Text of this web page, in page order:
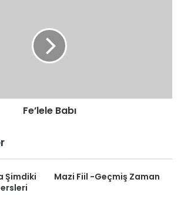
Fe’lele Babı
Şimdiki
Mazi Fiil -Geçmiş Zaman